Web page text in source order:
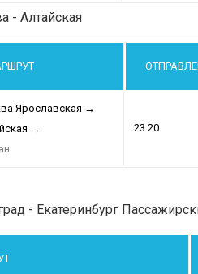
- Алтайская
Ярославская →
→
23:20
- Екатеринбург